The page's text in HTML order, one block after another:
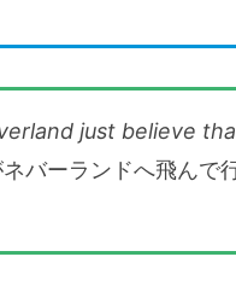
just believe
バーランドへ飛んで